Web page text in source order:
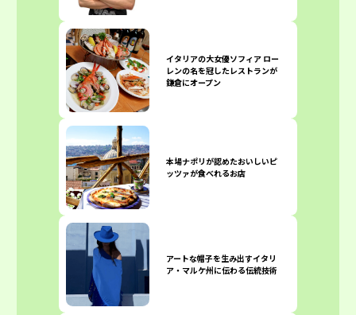
イタリアの大女優ソフィア ロー
レンの名を冠したレストランが
鎌倉にオープン
本場ナポリが認めたおいしいピ
ッツァが食べれるお店
アートな帽子を生み出すイタリ
ア・マルケ州に伝わる伝統技術